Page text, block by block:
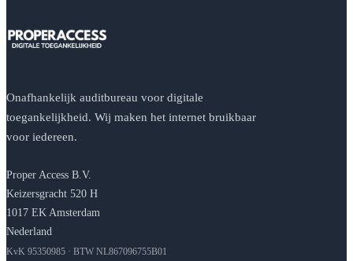
Onafhankelijk auditbureau voor digitale
toegankelijkheid. Wij maken het internet bruikbaar
voor iedereen.
Proper Access B.V.
Keizersgracht 520 H
1017 EK Amsterdam
Nederland
KvK 95350985 · BTW NL867096755B01